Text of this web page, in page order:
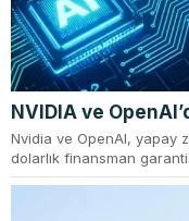
NVIDIA ve
Nvidia ve OpenAI, yapay
dolarlık finansman